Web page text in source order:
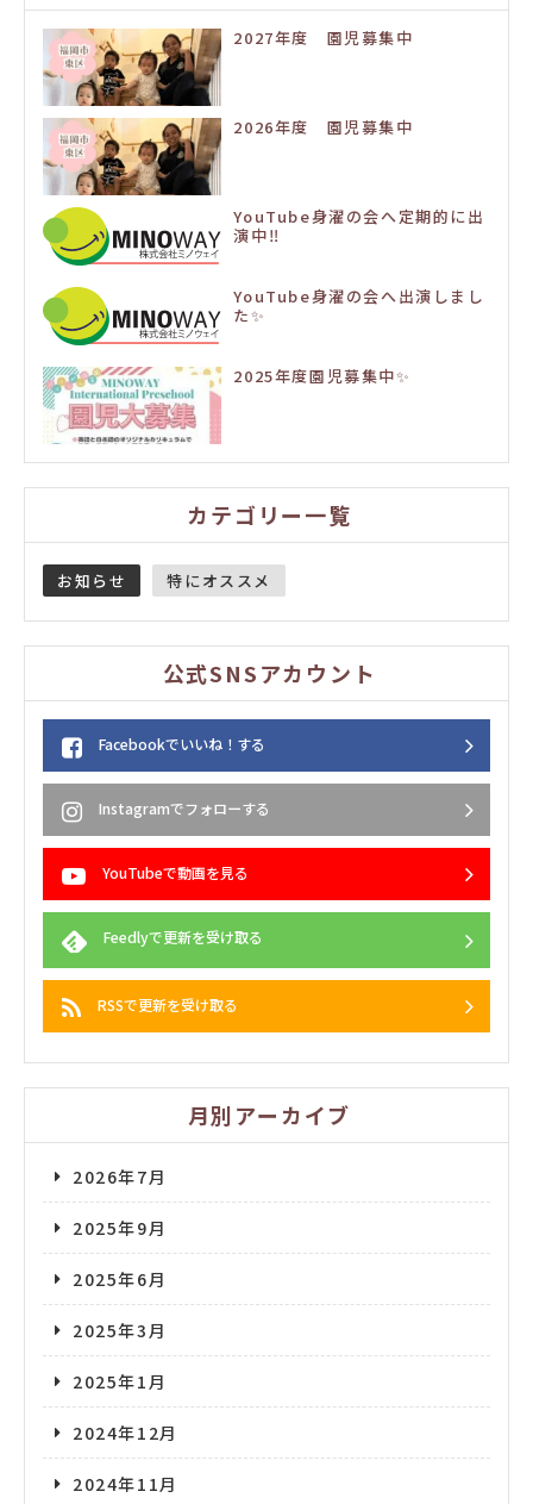
2027年度 園児募集中
2026年度 園児募集中
YouTube身濯の会へ定期的に出
演中‼️
YouTube身濯の会へ出演しまし
た✨
2025年度園児募集中✨
カテゴリー一覧
お知らせ 特にオススメ
公式SNSアカウント
Facebookでいいね！する
Instagramでフォローする
YouTubeで動画を見る
Feedlyで更新を受け取る
RSSで更新を受け取る
月別アーカイブ
2026年7月
2025年9月
2025年6月
2025年3月
2025年1月
2024年12月
2024年11月